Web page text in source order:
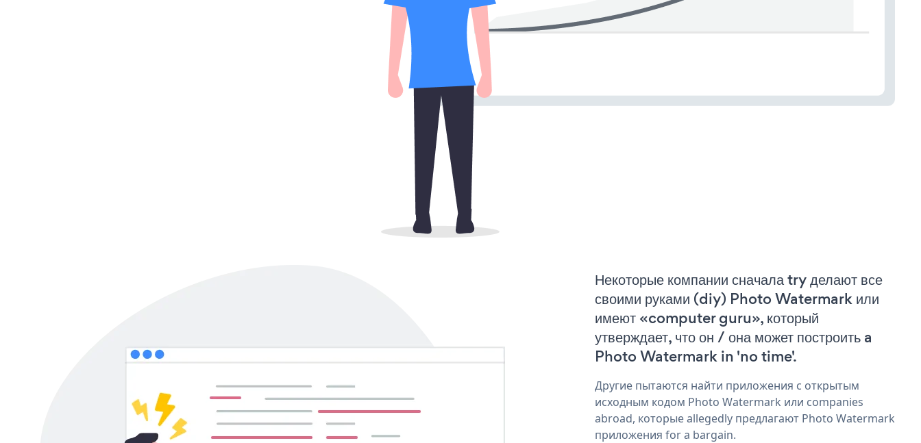
Некоторые компании сначала try делают все
своими руками (diy) Photo Watermark или
имеют «computer guru», который
утверждает, что он / она может построить a
Photo Watermark in 'no time'.
Другие пытаются найти приложения с открытым
исходным кодом Photo Watermark или companies
abroad, которые allegedly предлагают Photo Watermark
приложения for a bargain.